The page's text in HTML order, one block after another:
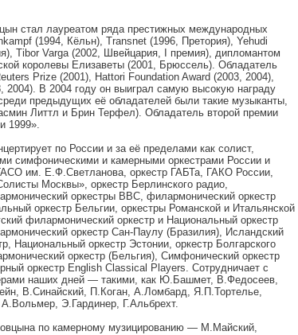
стал лауреатом ряда престижных международных
(1994, Кёльн), Transnet (1996, Претория), Yehudi
Tibor Varga (2002, Швейцария, I премия), дипломантом
королевы Елизаветы (2001, Брюссель). Обладатель
Prize (2001), Hattori Foundation Award (2003, 2004),
2004). В 2004 году он выиграл самую высокую награду
предыдущих её обладателей были такие музыканты,
Литтл и Брин Терфел). Обладатель второй премии
1999».
по России и за её пределами как солист,
симфоническими и камерными оркестрами России и
им. Е.Ф.Светланова, оркестр ГАБТа, ГАКО России,
Москвы», оркестр Берлинского радио,
оркестры ВВС, филармонический оркестр
оркестр Бельгии, оркестры Романской и Итальянской
филармонический оркестр и Национальный оркестр
оркестр Сан-Паулу (Бразилия), Исландский
Национальный оркестр Эстонии, оркестр Болгарского
оркестр (Бельгия), Симфонический оркестр
оркестр English Classical Players. Сотрудничает с
наших дней — такими, как Ю.Башмет, В.Федосеев,
В.Синайский, П.Коган, А.Ломбард, Я.П.Тортелье,
Э.Гардинер, Г.Альбрехт.
по камерному музицированию — М.Майский,